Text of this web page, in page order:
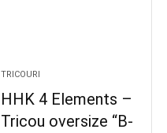
TRICOURI
HHK 4 Elements –
Tricou oversize “B-